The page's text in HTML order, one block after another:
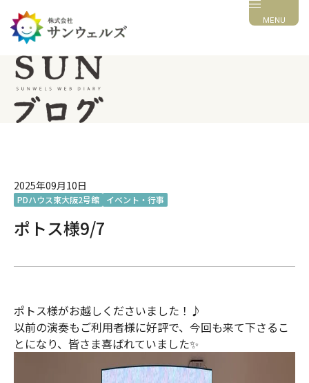
MENU
2025年09月10日
PDハウス東大阪2号館 イベント・行事
ポトス様9/7
ポトス様がお越しくださいました！♪
以前の演奏もご利用者様に好評で、今回も来て下さるこ
とになり、皆さま喜ばれていました✨